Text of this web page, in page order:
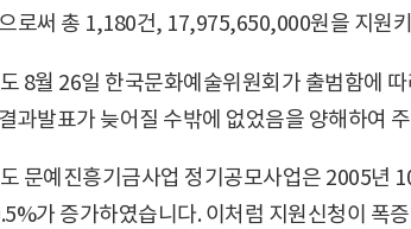
로써 총 1,180건, 17,975,650,000원을 지원
8월 26일 한국문화예술위원회가 출범함에
과발표가 늦어질 수밖에 없었음을 양해하여
문예진흥기금사업 정기공모사업은 2005년
가 증가하였습니다. 이처럼 지원신청이 폭